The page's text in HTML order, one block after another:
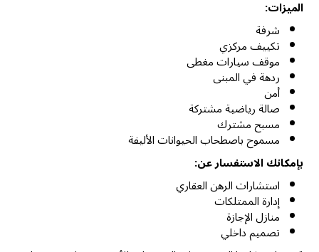
الميزات:
شرفة
تكييف مركزي
موقف سيارات مغطى
ردهة في المبنى
أمن
صالة رياضية مشتركة
مسبح مشترك
مسموح باصطحاب الحيوانات الأليفة
بإمكانك الاستفسار عن:
استشارات الرهن العقاري
إدارة الممتلكات
منازل الإجازة
تصميم داخلي